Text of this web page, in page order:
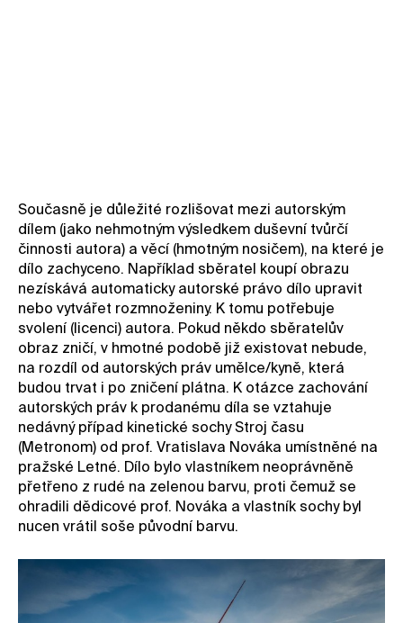
Současně je důležité rozlišovat mezi autorským
dílem (jako nehmotným výsledkem duševní tvůrčí
činnosti autora) a věcí (hmotným nosičem), na které je
dílo zachyceno. Například sběratel koupí obrazu
nezískává automaticky autorské právo dílo upravit
nebo vytvářet rozmnoženiny. K tomu potřebuje
svolení (licenci) autora. Pokud někdo sběratelův
obraz zničí, v hmotné podobě již existovat nebude,
na rozdíl od autorských práv umělce/kyně, která
budou trvat i po zničení plátna. K otázce zachování
autorských práv k prodanému díla se vztahuje
nedávný případ kinetické sochy Stroj času
(Metronom) od prof. Vratislava Nováka umístněné na
pražské Letné. Dílo bylo vlastníkem neoprávněně
přetřeno z rudé na zelenou barvu, proti čemuž se
ohradili dědicové prof. Nováka a vlastník sochy byl
nucen vrátil soše původní barvu.